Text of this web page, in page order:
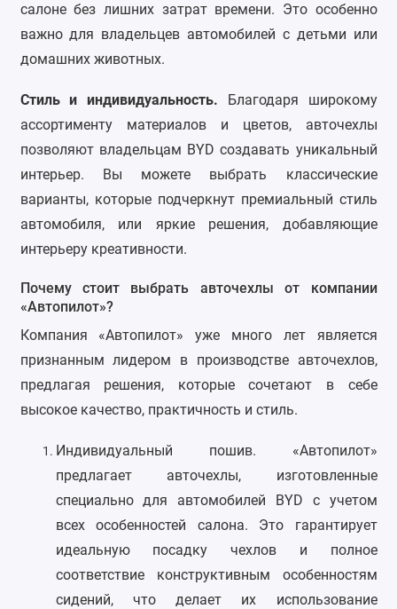
салоне без лишних затрат времени. Это особенно
важно для владельцев автомобилей с детьми или
домашних животных.
Стиль и индивидуальность. Благодаря широкому
ассортименту материалов и цветов, авточехлы
позволяют владельцам BYD создавать уникальный
интерьер. Вы можете выбрать классические
варианты, которые подчеркнут премиальный стиль
автомобиля, или яркие решения, добавляющие
интерьеру креативности.
Почему стоит выбрать авточехлы от компании
«Автопилот»?
Компания «Автопилот» уже много лет является
признанным лидером в производстве авточехлов,
предлагая решения, которые сочетают в себе
высокое качество, практичность и стиль.
Индивидуальный пошив.
«Автопилот»
предлагает авточехлы, изготовленные
специально для автомобилей BYD с учетом
всех особенностей салона. Это гарантирует
идеальную посадку чехлов и полное
соответствие конструктивным особенностям
сидений, что делает их использование